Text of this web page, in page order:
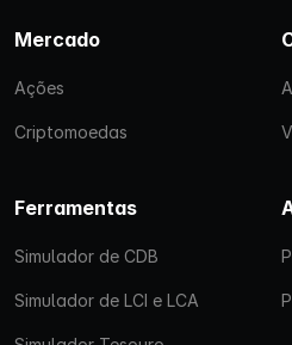
Mercado
Ações
Criptomoedas
Ferramentas
Simulador de CDB
Simulador de LCI e LCA